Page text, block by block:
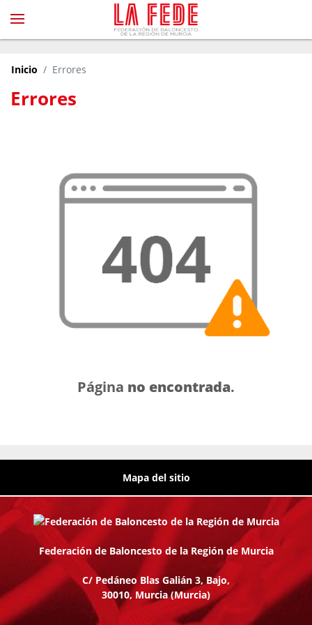
Errores
Inicio Errores
Página no encontrada.
Mapa del sitio
Federación de Baloncesto de la Región de Murcia
C/ Pedáneo Blas Galián 3, Bajo,
30010, Murcia (Murcia)